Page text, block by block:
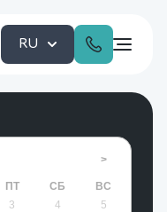
RU
>
ПТ СБ
ВС
3 4
5